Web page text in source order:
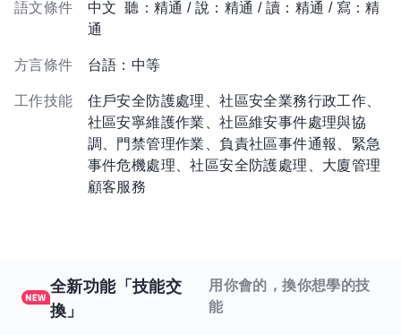
語文條件
中文 聽：精通 / 說：精通 / 讀：精通 / 寫：精
通
方言條件 台語：中等
工作技能
住戶安全防護處理、社區安全業務行政工作、
社區安寧維護作業、社區維安事件處理與協
調、門禁管理作業、負責社區事件通報、緊急
事件危機處理、社區安全防護處理、大廈管理
顧客服務
全新功能「技能交
換」
用你會的，換你想學的技
能